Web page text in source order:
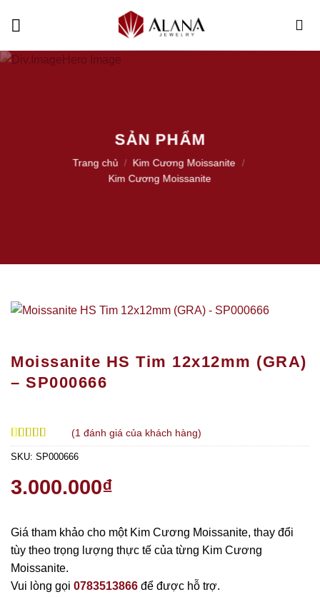
SẢN PHẨM
Trang chủ / Kim Cương Moissanite
/
Kim Cương Moissanite
Moissanite HS Tim 12x12mm (GRA)
– SP000666
5.00trên 5
dựa trên
1
(1 đánh giá của khách hàng)
SKU: SP000666
3.000.000₫
Giá tham khảo cho một Kim Cương Moissanite, thay đổi
tùy theo trọng lượng thực tế của từng Kim Cương
Moissanite.
Vui lòng gọi 0783513866 để được hỗ trợ.